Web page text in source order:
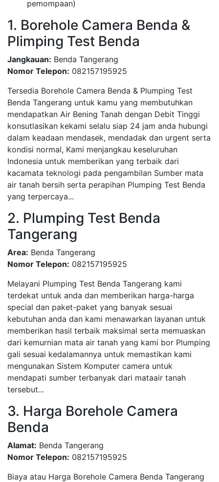
pemompaan)
1. Borehole Camera Benda &
Plimping Test Benda
Jangkauan: Benda Tangerang
Nomor Telepon: 082157195925
Tersedia Borehole Camera Benda & Plumping Test
Benda Tangerang untuk kamu yang membutuhkan
mendapatkan Air Bening Tanah dengan Debit Tinggi
konsutlasikan kekami selalu siap 24 jam anda hubungi
dalam keadaan mendasek, mendadak dan urgent serta
kondisi normal, Kami menjangkau keseluruhan
Indonesia untuk memberikan yang terbaik dari
kacamata teknologi pada pengambilan Sumber mata
air tanah bersih serta perapihan Plumping Test Benda
yang terpercaya...
2. Plumping Test Benda
Tangerang
Area: Benda Tangerang
Nomor Telepon: 082157195925
Melayani Plumping Test Benda Tangerang kami
terdekat untuk anda dan memberikan harga-harga
special dan paket-paket yang banyak sesuai
kebutuhan anda dan kami menawarkan layanan untuk
memberikan hasil terbaik maksimal serta memuaskan
dari kemurnian mata air tanah yang kami bor Plumping
gali sesuai kedalamannya untuk memastikan kami
mengunakan Sistem Komputer camera untuk
mendapati sumber terbanyak dari mataair tanah
tersebut...
3. Harga Borehole Camera
Benda
Alamat: Benda Tangerang
Nomor Telepon: 082157195925
Biaya atau Harga Borehole Camera Benda Tangerang